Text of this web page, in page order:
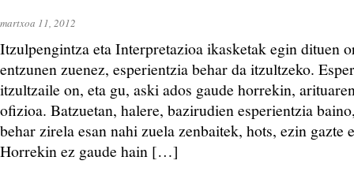
martxoa 11, 2012
Itzulpengintza eta Interpretazioa ikasketak egin dituen
entzunen zuenez, esperientzia behar da itzultzeko.
itzultzaile on, eta gu, aski ados gaude horrekin,
ofizioa. Batzuetan, halere, bazirudien esperientzia
behar zirela esan nahi zuela zenbaitek, hots, ezin gazte
Horrekin ez gaude hain […]